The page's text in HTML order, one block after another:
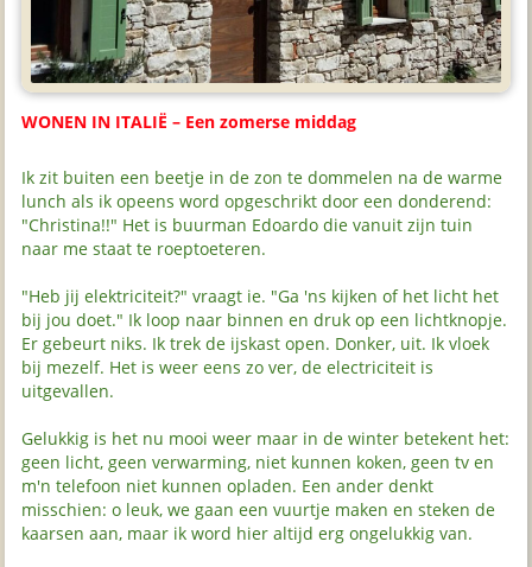
WONEN IN ITALIË – Een zomerse middag
Ik zit buiten een beetje in de zon te dommelen na de warme
lunch als ik opeens word opgeschrikt door een donderend:
"Christina!!" Het is buurman Edoardo die vanuit zijn tuin
naar me staat te roeptoeteren.
"Heb jij elektriciteit?" vraagt ie. "Ga 'ns kijken of het licht het
bij jou doet." Ik loop naar binnen en druk op een lichtknopje.
Er gebeurt niks. Ik trek de ijskast open. Donker, uit. Ik vloek
bij mezelf. Het is weer eens zo ver, de electriciteit is
uitgevallen.
Gelukkig is het nu mooi weer maar in de winter betekent het:
geen licht, geen verwarming, niet kunnen koken, geen tv en
m'n telefoon niet kunnen opladen. Een ander denkt
misschien: o leuk, we gaan een vuurtje maken en steken de
kaarsen aan, maar ik word hier altijd erg ongelukkig van.